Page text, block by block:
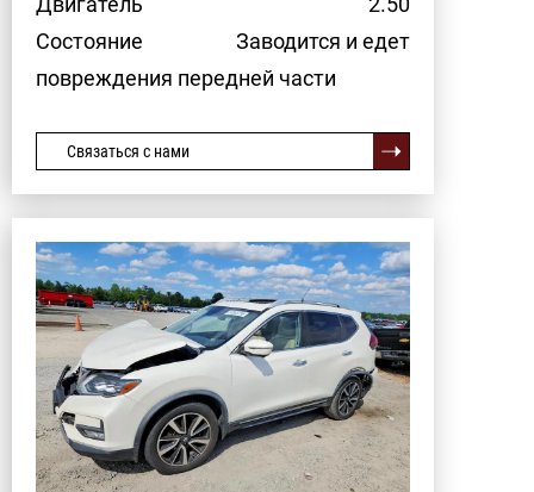
Состояние
Заводится и едет
повреждения передней части
Связаться с нами